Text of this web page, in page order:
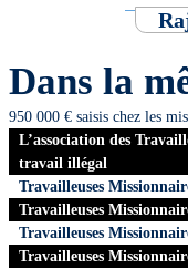
Dans la
950 000 € saisis chez les
L’association des
travail illégal
Travailleuses
Travailleuses
Travailleuses
Travailleuses